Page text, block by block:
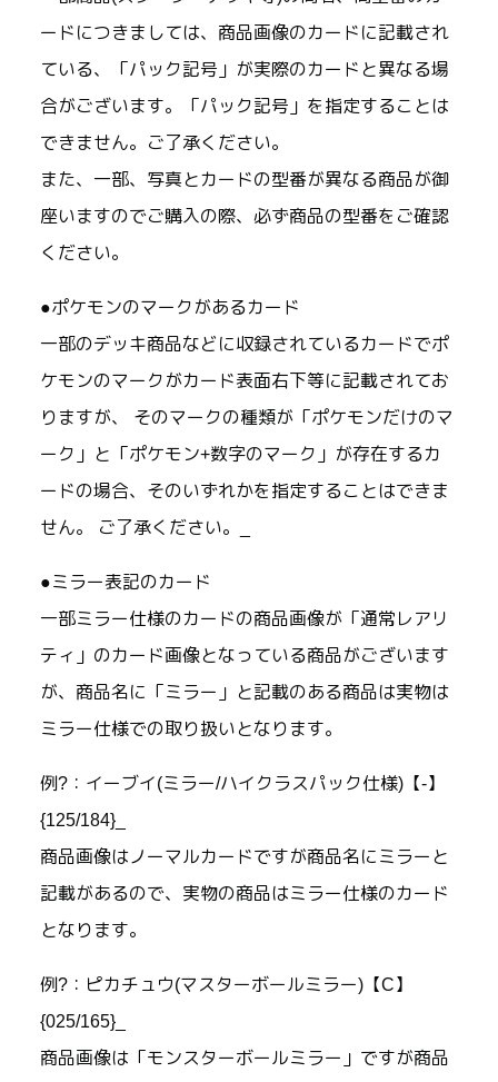
ードにつきましては、商品画像のカードに記載され
ている、「パック記号」が実際のカードと異なる場
合がございます。「パック記号」を指定することは
できません。ご了承ください。
また、一部、写真とカードの型番が異なる商品が御
座いますのでご購入の際、必ず商品の型番をご確認
ください。
●ポケモンのマークがあるカード
一部のデッキ商品などに収録されているカードでポ
ケモンのマークがカード表面右下等に記載されてお
りますが、 そのマークの種類が「ポケモンだけのマ
ーク」と「ポケモン+数字のマーク」が存在するカ
ードの場合、そのいずれかを指定することはできま
せん。 ご了承ください。_
●ミラー表記のカード
一部ミラー仕様のカードの商品画像が「通常レアリ
ティ」のカード画像となっている商品がございます
が、商品名に「ミラー」と記載のある商品は実物は
ミラー仕様での取り扱いとなります。
例?：イーブイ(ミラー/ハイクラスパック仕様)【-】
{125/184}_
商品画像はノーマルカードですが商品名にミラーと
記載があるので、実物の商品はミラー仕様のカード
となります。
例?：ピカチュウ(マスターボールミラー)【C】
{025/165}_
商品画像は「モンスターボールミラー」ですが商品